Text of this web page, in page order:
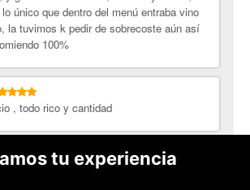
único que dentro del menú entraba vino
la tuvimos k pedir de sobrecoste aún así
100%
, todo rico y cantidad
Repetiremos sin duda
tu experiencia